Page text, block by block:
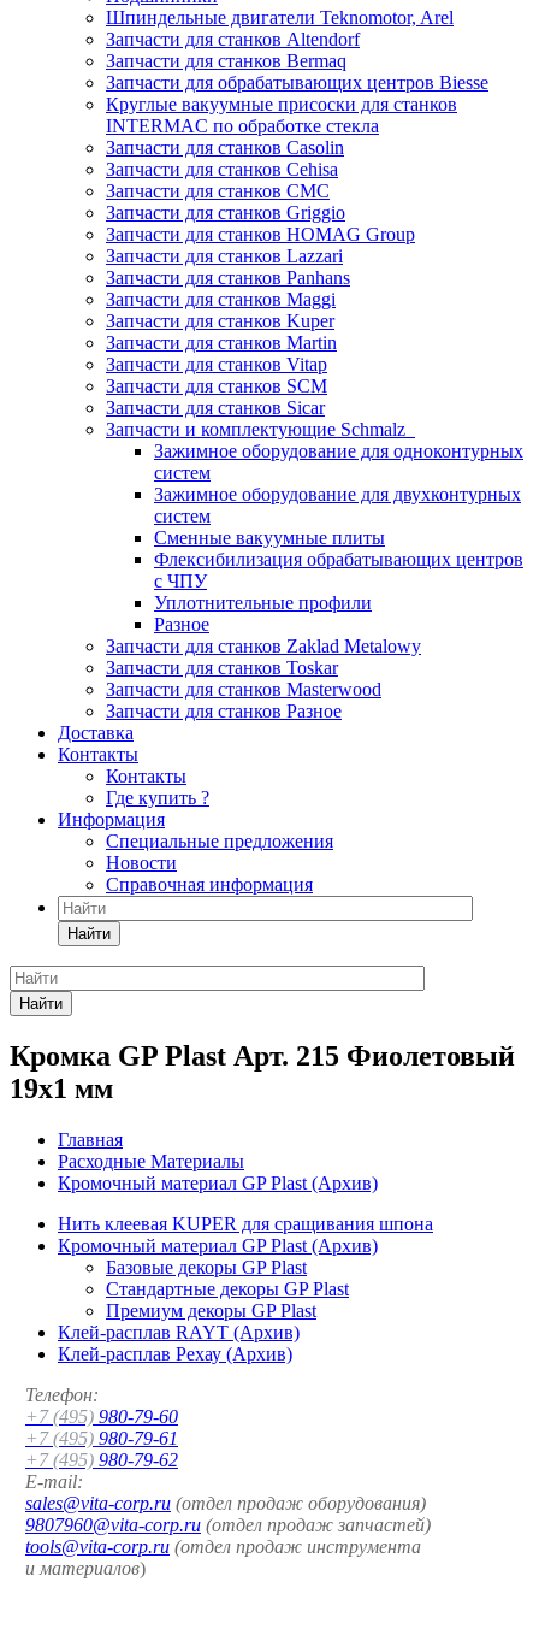
Шпиндельные двигатели Teknomotor, Arel
Запчасти для станков Altendorf
Запчасти для станков Bermaq
Запчасти для обрабатывающих центров Biesse
Круглые вакуумные присоски для станков
INTERMAC по обработке стекла
Запчасти для станков Casolin
Запчасти для станков Cehisa
Запчасти для станков CMC
Запчасти для станков Griggio
Запчасти для станков HOMAG Group
Запчасти для станков Lazzari
Запчасти для станков Panhans
Запчасти для станков Maggi
Запчасти для станков Kuper
Запчасти для станков Martin
Запчасти для станков Vitap
Запчасти для станков SCM
Запчасти для станков Sicar
Запчасти и комплектующие Schmalz
Зажимное оборудование для одноконтурных
систем
Зажимное оборудование для двухконтурных
систем
Сменные вакуумные плиты
Флексибилизация обрабатывающих центров
с ЧПУ
Уплотнительные профили
Разное
Запчасти для станков Zaklad Metalowy
Запчасти для станков Toskar
Запчасти для станков Masterwood
Запчасти для станков Разное
Доставка
Контакты
Контакты
Где купить ?
Информация
Специальные предложения
Новости
Справочная информация
Найти
Найти
Кромка GP Plast Арт. 215 Фиолетовый
19x1 мм
Главная
Расходные Материалы
Кромочный материал GP Plast (Архив)
Нить клеевая KUPER для сращивания шпона
Кромочный материал GP Plast (Архив)
Базовые декоры GP Plast
Стандартные декоры GP Plast
Премиум декоры GP Plast
Клей-расплав RAYT (Архив)
Клей-расплав Рехау (Архив)
Телефон:
+7 (495) 980-79-60
+7 (495) 980-79-61
+7 (495) 980-79-62
E-mail:
sales@vita-corp.ru (отдел продаж оборудования)
9807960@vita-corp.ru (отдел продаж запчастей)
tools@vita-corp.ru (отдел продаж инструмента
и материалов)